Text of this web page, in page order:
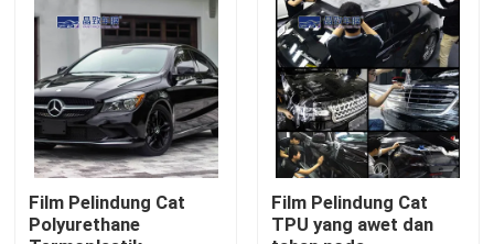
Hubungi kami
Berita
Semua Kasus
Film Pelindung Cat Berwarna
Film Pelindung Cat
Polyurethane
Film Pelindung Cat
TPU yang awet dan